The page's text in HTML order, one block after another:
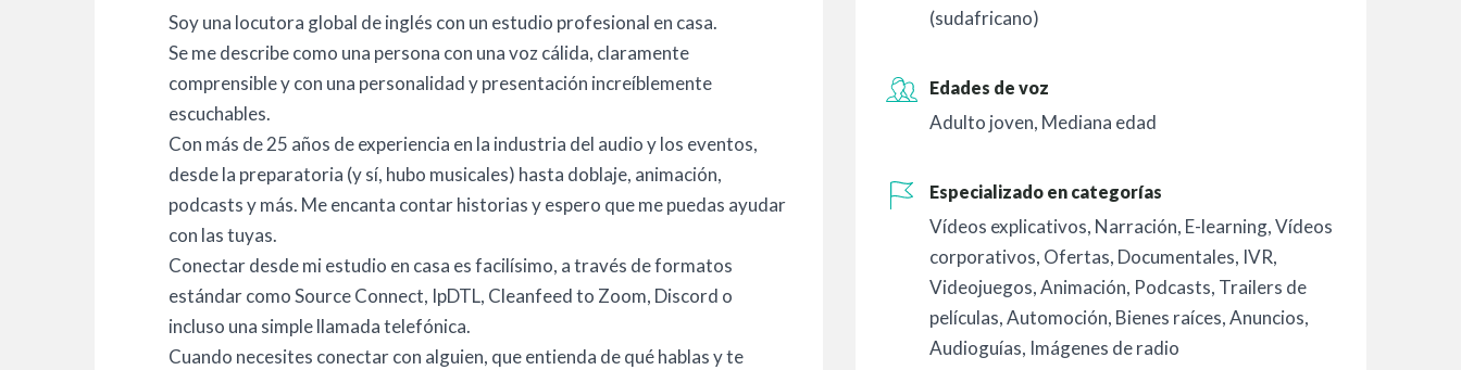
Soy una locutora global de inglés con un estudio profesional en casa.
Se me describe como una persona con una voz cálida, claramente
comprensible y con una personalidad y presentación increíblemente
escuchables.
Con más de 25 años de experiencia en la industria del audio y los eventos,
desde la preparatoria (y sí, hubo musicales) hasta doblaje, animación,
podcasts y más. Me encanta contar historias y espero que me puedas ayudar
con las tuyas.
Conectar desde mi estudio en casa es facilísimo, a través de formatos
estándar como Source Connect, IpDTL, Cleanfeed to Zoom, Discord o
incluso una simple llamada telefónica.
Cuando necesites conectar con alguien, que entienda de qué hablas y te
(sudafricano)
Edades de voz
Adulto joven, Mediana edad
Especializado en categorías
Vídeos explicativos, Narración, E-learning,Vídeos
corporativos, Ofertas, Documentales, IVR,
Videojuegos,Animación, Podcasts, Trailers de
películas,Automoción, Bienes raíces,Anuncios,
Audioguías, Imágenes de radio